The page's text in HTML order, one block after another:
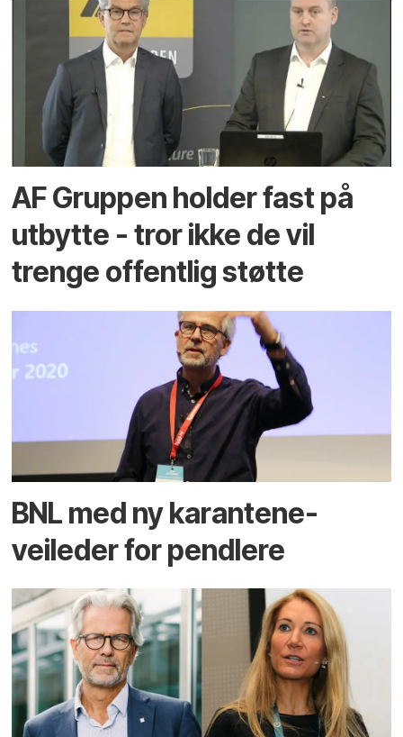
AF Gruppen holder fast på
utbytte - tror ikke de vil
trenge offentlig støtte
BNL med ny karantene-
veileder for pendlere